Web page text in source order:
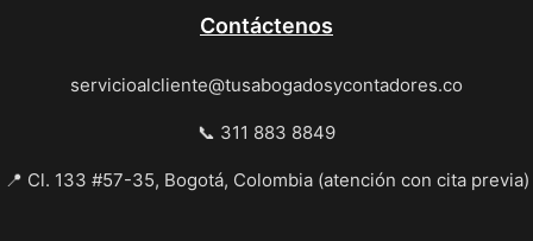
Contáctenos
servicioalcliente@tusabogadosycontadores.co
📞 311 883 8849
📍 Cl. 133 #57-35, Bogotá, Colombia (atención con cita previa)